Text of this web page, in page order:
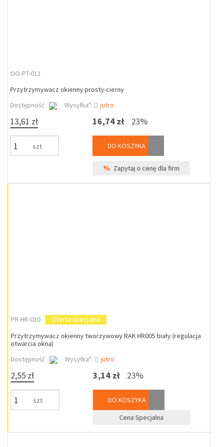
OO-PT-011
Przytrzymywacz okienny prosty-cierny
Dostępność
Wysyłka*: jutro
13,61 zł
szt
16,74 zł 23%
DO KOSZYKA
% Zapytaj o cenę dla firm
PR-HR-010
Oferta specjalna
Przytrzymywacz okienny tworzywowy RAK HR005 biały (regulacja
otwarcia okna)
Dostępność
Wysyłka*: jutro
2,55 zł
szt
3,14 zł 23%
DO KOSZYKA
Cena Specjalna